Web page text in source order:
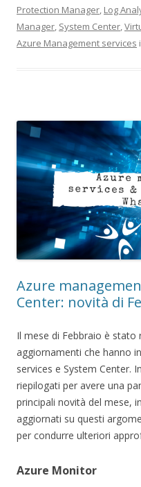
Protection Manager, Log
Manager, System Center,
Azure Management services
Azure
Center: novità di
Il mese di Febbraio è stato
aggiornamenti che hanno
services e System Center.
riepilogati per avere una
principali novità del mese,
aggiornati su questi
per condurre ulteriori
Azure Monitor